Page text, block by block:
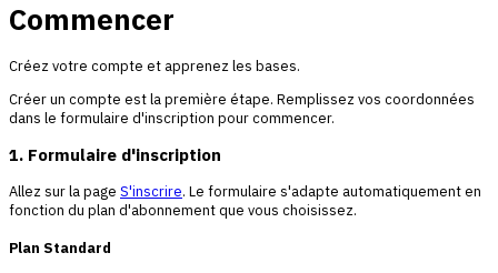
Commencer
Créez votre compte et apprenez les bases.
Créer un compte est la première étape. Remplissez vos coordonnées
dans le formulaire d'inscription pour commencer.
1. Formulaire d'inscription
Allez sur la page S'inscrire. Le formulaire s'adapte automatiquement en
fonction du plan d'abonnement que vous choisissez.
Plan Standard